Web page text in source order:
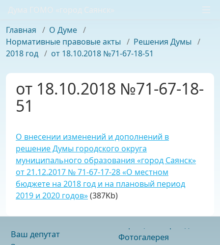
Дума ГОМО «город Саянск»
Главная / О Думе /
Нормативные правовые акты / Решения Думы /
2018 год / от 18.10.2018 №71-67-18-51
от 18.10.2018 №71-67-18-
51
О внесении изменений и дополнений в
решение Думы городского округа
муниципального образования «город Саянск»
от 21.12.2017 № 71-67-17-28 «О местном
бюджете на 2018 год и на плановый период
2019 и 2020 годов»(387Kb)
Ваш депутат
Фотогалерея